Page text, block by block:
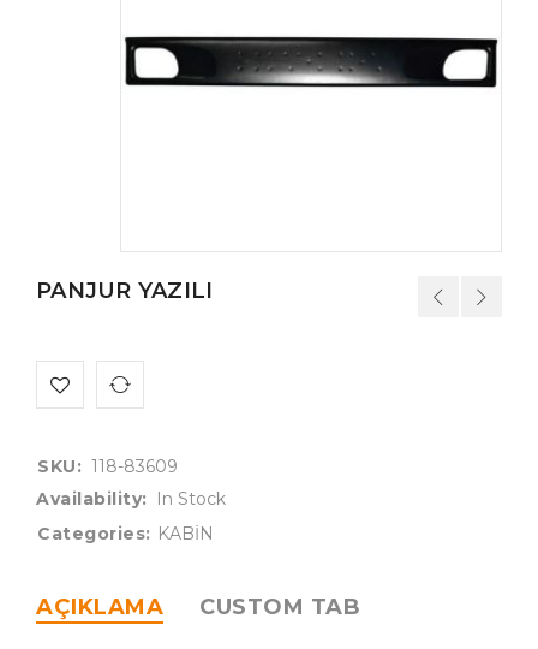
PANJUR YAZILI
SKU: 118-83609
Availability:
In Stock
Categories: KABİN
AÇIKLAMA CUSTOM TAB